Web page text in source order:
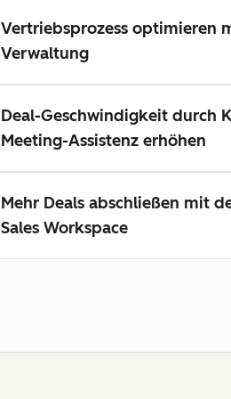
Vertriebsprozess optimieren
Verwaltung
Deal-Geschwindigkeit durch
Meeting-Assistenz erhöhen
Mehr Deals abschließen mit
Sales Workspace